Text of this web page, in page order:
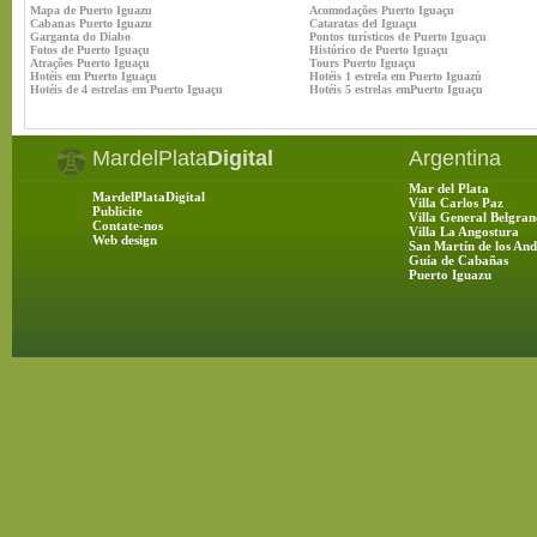
Mapa de Puerto Iguazu
Acomodações Puerto Iguaçu
Cabanas Puerto Iguazu
Cataratas del Iguaçu
Garganta do Diabo
Pontos turísticos de Puerto Iguaçu
Fotos de Puerto Iguaçu
Histórico de Puerto Iguaçu
Atrações Puerto Iguaçu
Tours Puerto Iguaçu
Hotéis em Puerto Iguaçu
Hotéis 1 estrela em Puerto Iguazú
Hotéis de 4 estrelas em Puerto Iguaçu
Hotéis 5 estrelas emPuerto Iguaçu
MardelPlataDigital
MardelPlataDigital
Publicite
Contate-nos
Web design
Argentina
Mar del Plata
Villa Carlos Paz
Villa General
Villa La Angostura
San Martín de los
Guía de Cabañas
Puerto Iguazu